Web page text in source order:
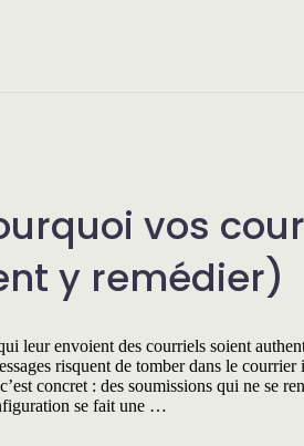
vos
y remédier)
leur envoient des courriels soient
risquent de tomber dans le courrier
concret : des soumissions qui ne se
se fait une …